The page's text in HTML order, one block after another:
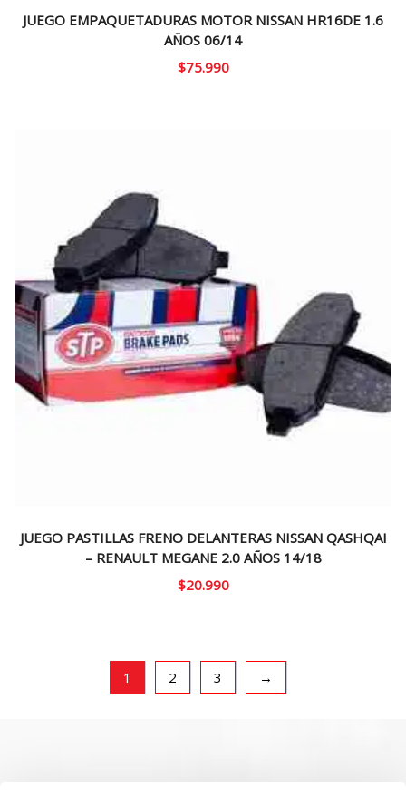
JUEGO EMPAQUETADURAS MOTOR NISSAN HR16DE 1.6
AÑOS 06/14
$75.990
JUEGO PASTILLAS FRENO DELANTERAS NISSAN QASHQAI
– RENAULT MEGANE 2.0 AÑOS 14/18
$20.990
1 2 3 →